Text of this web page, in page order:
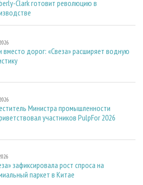
Clark готовит революцию в
вместо дорог: «Свеза» расширяет водную
Министра промышленности
участников PulpFor 2026
зафиксировала рост спроса на
паркет в Китае